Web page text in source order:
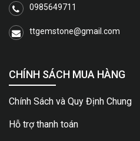
0985649711
ttgemstone@gmail.com
CHÍNH SÁCH MUA HÀNG
Chính Sách và Quy Định Chung
Hỗ trợ thanh toán